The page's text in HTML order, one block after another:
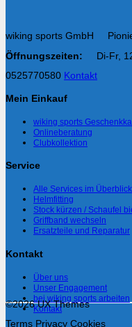
wiking sports GmbH
Öffnungszeiten: Di-Fr,
0525770580 Kontakt
Mein Einkauf
wiking sports
Onlineberatung
Clubkollektion
Service
Alle Services im Überblick
Helmfitting
Stock kürzen / Schaufel
Griffband wechseln
Ersatzteile und Reparatur
Kontakt
Über uns
Unser Engagement
bei wiking sports arbeiten
Kontakt
©2026 UX Themes
Terms Privacy Cookies